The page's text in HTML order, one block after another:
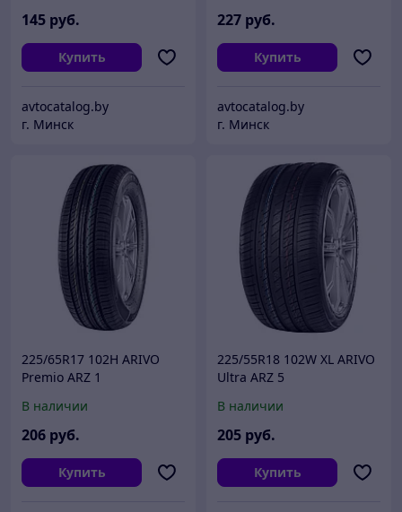
145 руб.
Купить
avtocatalog.by
г. Минск
227 руб.
Купить
avtocatalog.by
г. Минск
225/65R17 102H ARIVO
Premio ARZ 1
В наличии
206 руб.
Купить
225/55R18 102W XL ARIVO
Ultra ARZ 5
В наличии
205 руб.
Купить